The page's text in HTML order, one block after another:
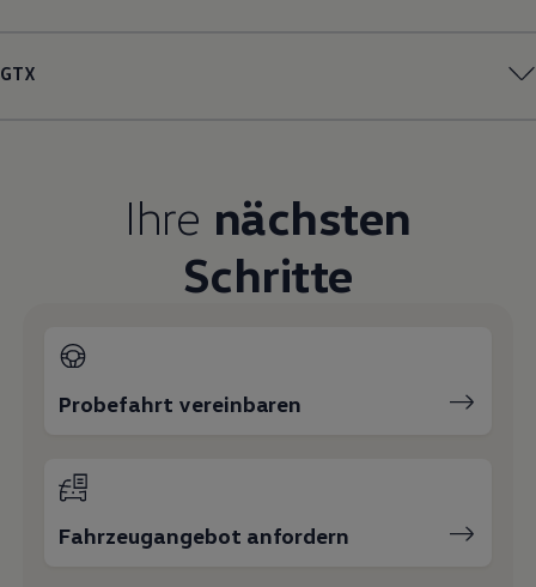
Transport
Familie
Elektromobilität
Volkswagen R
Pannen- und Unfallhilfe
GTX
Ihre nächsten
Schritte
Probefahrt vereinbaren
Fahrzeugangebot anfordern